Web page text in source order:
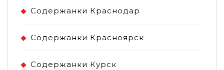
Содержанки Краснодар
Содержанки Красноярск
Содержанки Курск